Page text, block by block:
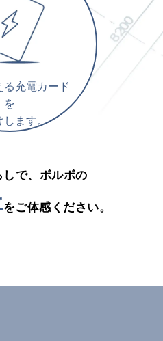
る充電カード
を
します。
で、ボルボの
をご体感ください。